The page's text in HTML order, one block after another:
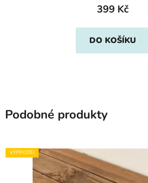
399 Kč
DO KOŠÍKU
Podobné produkty
VÝPRODEJ